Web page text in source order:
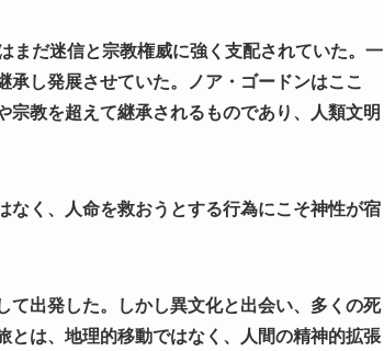
まだ迷信と宗教権威に強く支配されていた。一
し発展させていた。ノア・ゴードンはここ
教を超えて継承されるものであり、人類文明
なく、人命を救おうとする行為にこそ神性が宿
て出発した。しかし異文化と出会い、多くの死
とは、地理的移動ではなく、人間の精神的拡張